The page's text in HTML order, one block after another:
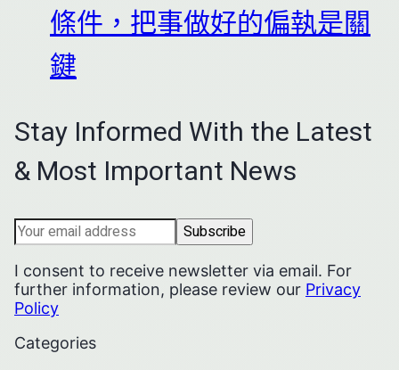
條件，把事做好的偏執是關
鍵
Stay Informed With the Latest
& Most Important News
I consent to receive newsletter via email. For
further information, please review our Privacy
Policy
Categories